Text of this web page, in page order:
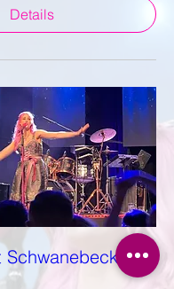
Details